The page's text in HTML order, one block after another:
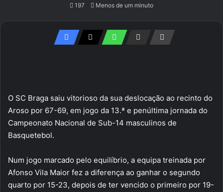
197 Menos de um minuto
O SC Braga saiu vitorioso da sua deslocação ao recinto do
Aroso por 67-69, em jogo da 13.ª e penúltima jornada do
Campeonato Nacional de Sub-14 masculinos de
Basquetebol.
Num jogo marcado pelo equilíbrio, a equipa treinada por
Afonso Vila Maior fez a diferença ao ganhar o segundo
quarto por 15-23, depois de ter vencido o primeiro por 19-